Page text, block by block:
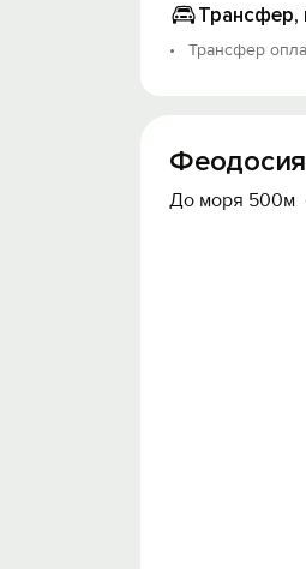
Трансфер,
Трансфер
До моря 500м